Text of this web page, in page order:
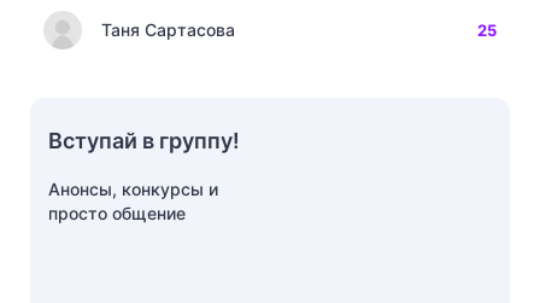
Таня Сартасова 25
Вступай в группу!
Анонсы, конкурсы и
просто общение